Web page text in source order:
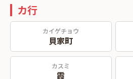
カ行
カイゲチョウ
貝家町
カスミ
霞